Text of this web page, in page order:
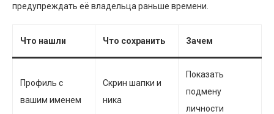
предупреждать её владельца раньше времени.
Что нашли Что сохранить Зачем
Профиль с
вашим именем
Скрин шапки и
ника
Показать
подмену
личности